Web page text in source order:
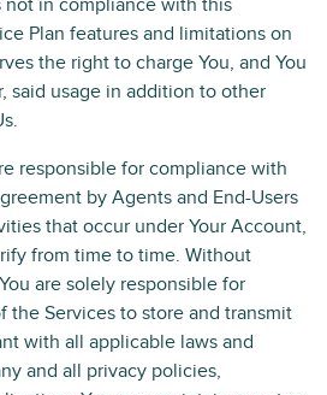
not in compliance with this
Plan features and limitations on
the right to charge You, and You
said usage in addition to other
responsible for compliance with
by Agents and End-Users
that occur under Your Account,
from time to time. Without
are solely responsible for
the Services to store and transmit
with all applicable laws and
and all privacy policies,